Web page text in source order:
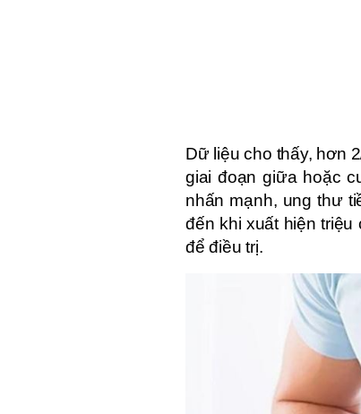
Dữ liệu cho thấy, hơn
giai đoạn giữa hoặc
nhấn mạnh, ung thư
đến khi xuất hiện
để điều trị.